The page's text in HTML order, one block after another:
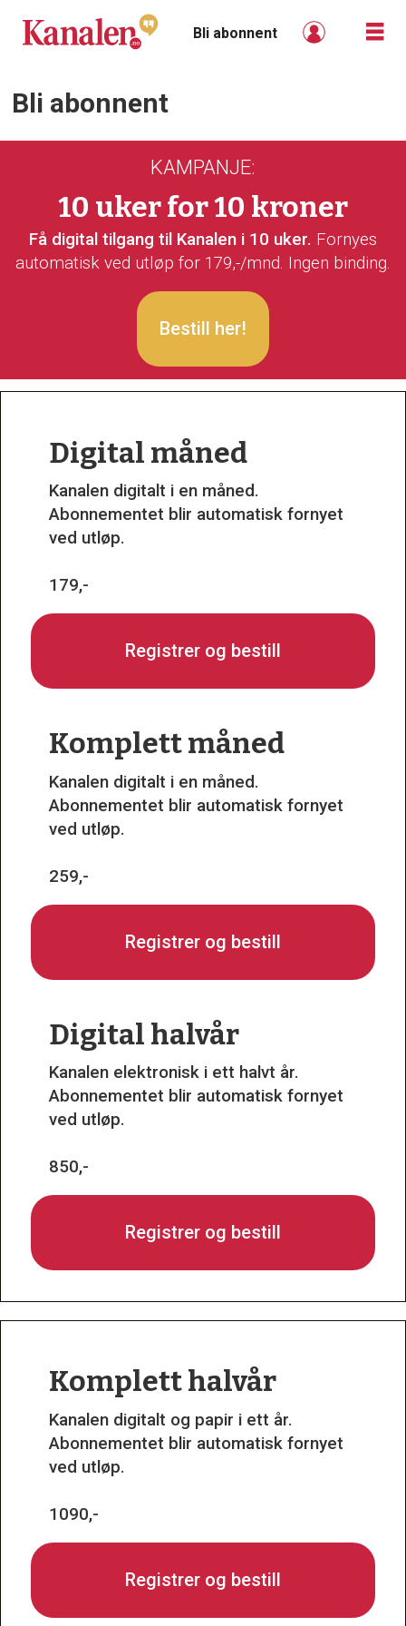
Bli abonnent
Bli
abonnent
kanalen
Bli abonnent
KAMPANJE:
10 uker for 10 kroner
Få digital tilgang til Kanalen i 10 uker. Fornyes
automatisk ved utløp for 179,-/mnd. Ingen binding.
Bestill her!
Digital måned
Kanalen digitalt i en måned.
Abonnementet blir automatisk fornyet
ved utløp.
179,-
Registrer og bestill
Komplett måned
Kanalen digitalt i en måned.
Abonnementet blir automatisk fornyet
ved utløp.
259,-
Registrer og bestill
Digital halvår
Kanalen elektronisk i ett halvt år.
Abonnementet blir automatisk fornyet
ved utløp.
850,-
Registrer og bestill
Komplett halvår
Kanalen digitalt og papir i ett år.
Abonnementet blir automatisk fornyet
ved utløp.
1090,-
Registrer og bestill